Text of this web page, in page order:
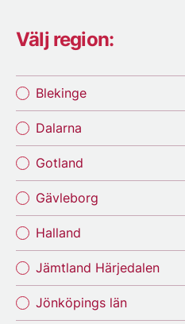
Välj region:
Blekinge
Dalarna
Gotland
Gävleborg
Halland
Jämtland Härjedalen
Jönköpings län